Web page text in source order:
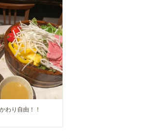
わり自由！！